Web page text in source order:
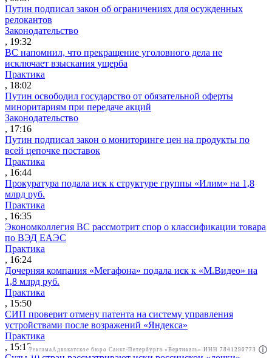
РекламаООО "Право.ру" ИНН: 7704835288
Путин подписал закон об ограничениях для осужденных
релокантов
Законодательство
, 19:32
ВС напомнил, что прекращение уголовного дела не
исключает взыскания ущерба
Практика
, 18:02
Путин освободил государство от обязательной оферты
миноритариям при передаче акций
Законодательство
, 17:16
Путин подписал закон о мониторинге цен на продукты по
всей цепочке поставок
Практика
, 16:44
Прокуратура подала иск к структуре группы «Илим» на 1,8
млрд руб.
Практика
, 16:35
Экономколлегия ВС рассмотрит спор о классификации товара
по ВЭД ЕАЭС
Практика
, 16:24
Дочерняя компания «Мегафона» подала иск к «М.Видео» на
1,8 млрд руб.
Практика
, 15:50
СИП проверит отмену патента на систему управления
устройствами после возражений «Яндекса»
Практика
, 15:17Реклама Адвокатское бюро Санкт-Петербурга «Вертикаль» ИНН 7841290773